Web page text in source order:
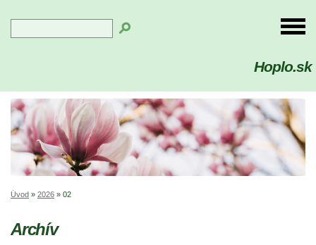
Hoplo.sk
Úvod » 2026 » 02
Archív